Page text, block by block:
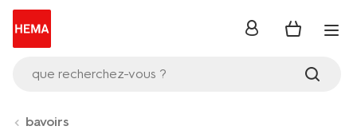
que recherchez-vous ?
se
bavoirs